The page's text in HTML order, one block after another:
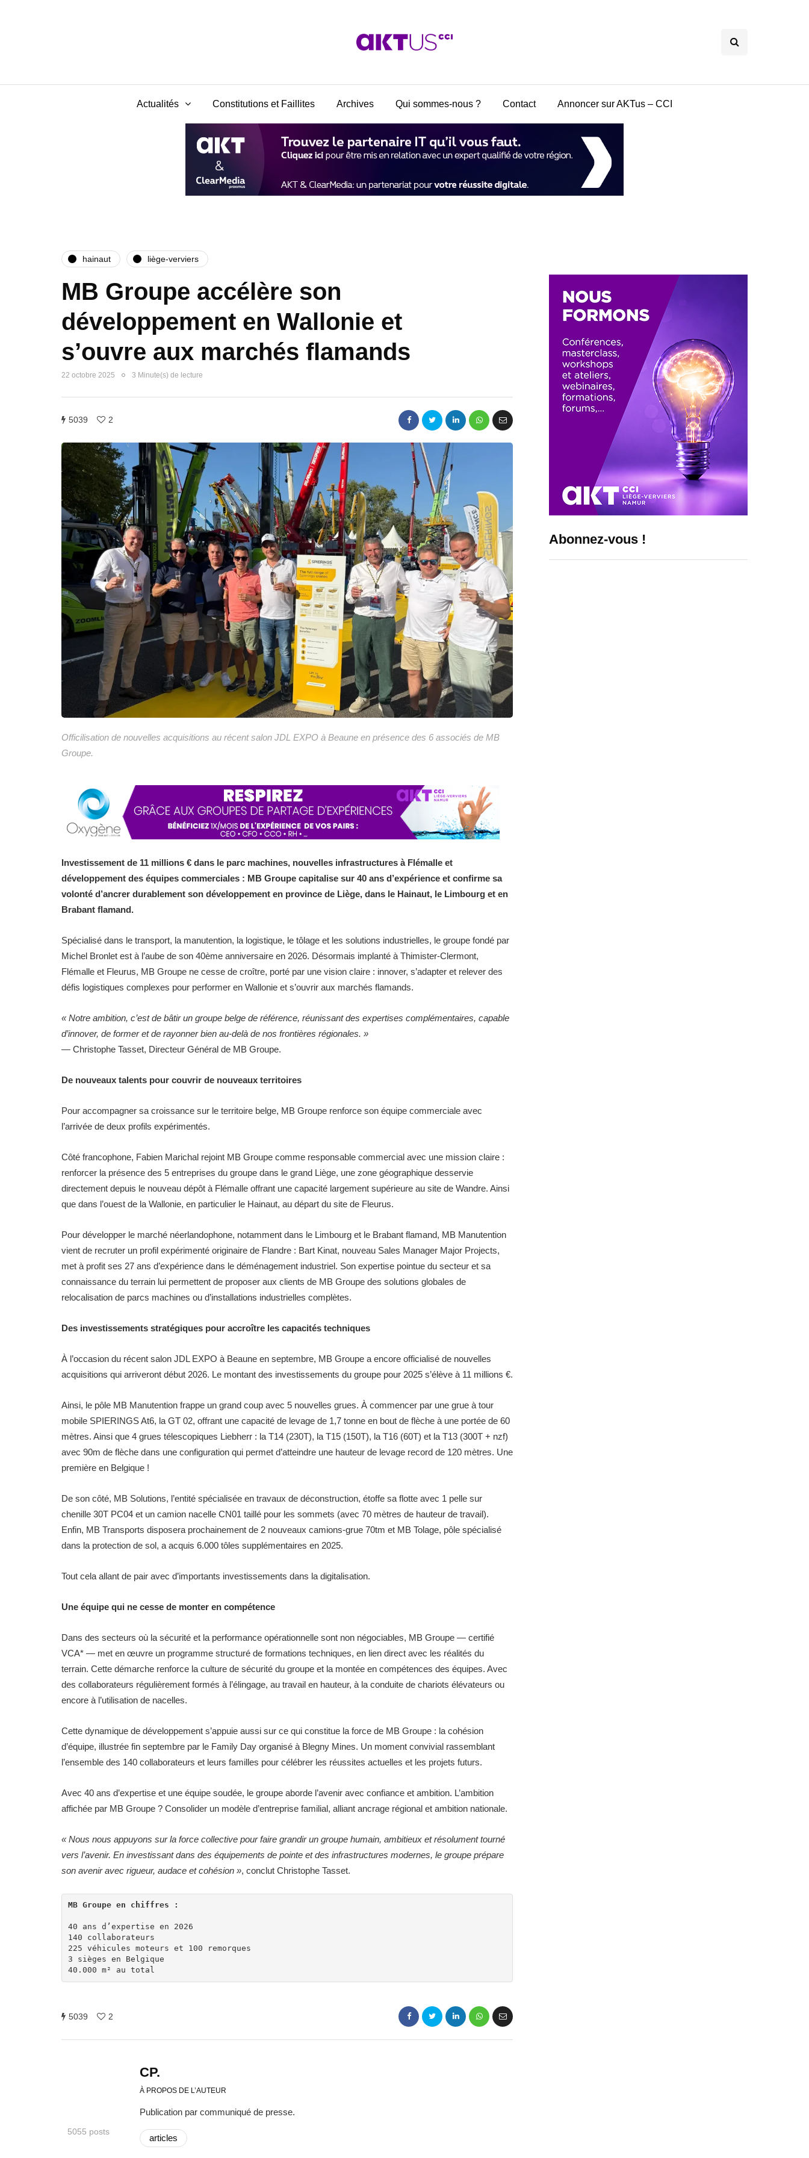
Actualités Constitutions et Faillites Archives Qui sommes-nous ? Contact Annoncer sur AKTus – CCI
hainaut liège-verviers
MB Groupe accélère son
développement en Wallonie et
s’ouvre aux marchés flamands
22 octobre 2025 3 Minute(s) de lecture
5039 2
Officilisation de nouvelles acquisitions au récent salon JDL EXPO à Beaune en présence des 6 associés de MB
Groupe.
Investissement de 11 millions € dans le parc machines, nouvelles infrastructures à Flémalle et
développement des équipes commerciales : MB Groupe capitalise sur 40 ans d’expérience et confirme sa
volonté d’ancrer durablement son développement en province de Liège, dans le Hainaut, le Limbourg et en
Brabant flamand.
Spécialisé dans le transport, la manutention, la logistique, le tôlage et les solutions industrielles, le groupe fondé par
Michel Bronlet est à l’aube de son 40ème anniversaire en 2026. Désormais implanté à Thimister-Clermont,
Flémalle et Fleurus, MB Groupe ne cesse de croître, porté par une vision claire : innover, s’adapter et relever des
défis logistiques complexes pour performer en Wallonie et s’ouvrir aux marchés flamands.
« Notre ambition, c’est de bâtir un groupe belge de référence, réunissant des expertises complémentaires, capable
d’innover, de former et de rayonner bien au-delà de nos frontières régionales. »
— Christophe Tasset, Directeur Général de MB Groupe.
De nouveaux talents pour couvrir de nouveaux territoires
Pour accompagner sa croissance sur le territoire belge, MB Groupe renforce son équipe commerciale avec
l’arrivée de deux profils expérimentés.
Côté francophone, Fabien Marichal rejoint MB Groupe comme responsable commercial avec une mission claire :
renforcer la présence des 5 entreprises du groupe dans le grand Liège, une zone géographique desservie
directement depuis le nouveau dépôt à Flémalle offrant une capacité largement supérieure au site de Wandre. Ainsi
que dans l’ouest de la Wallonie, en particulier le Hainaut, au départ du site de Fleurus.
Pour développer le marché néerlandophone, notamment dans le Limbourg et le Brabant flamand, MB Manutention
vient de recruter un profil expérimenté originaire de Flandre : Bart Kinat, nouveau Sales Manager Major Projects,
met à profit ses 27 ans d’expérience dans le déménagement industriel. Son expertise pointue du secteur et sa
connaissance du terrain lui permettent de proposer aux clients de MB Groupe des solutions globales de
relocalisation de parcs machines ou d’installations industrielles complètes.
Des investissements stratégiques pour accroître les capacités techniques
À l’occasion du récent salon JDL EXPO à Beaune en septembre, MB Groupe a encore officialisé de nouvelles
acquisitions qui arriveront début 2026. Le montant des investissements du groupe pour 2025 s’élève à 11 millions €.
Ainsi, le pôle MB Manutention frappe un grand coup avec 5 nouvelles grues. À commencer par une grue à tour
mobile SPIERINGS At6, la GT 02, offrant une capacité de levage de 1,7 tonne en bout de flèche à une portée de 60
mètres. Ainsi que 4 grues télescopiques Liebherr : la T14 (230T), la T15 (150T), la T16 (60T) et la T13 (300T + nzf)
avec 90m de flèche dans une configuration qui permet d’atteindre une hauteur de levage record de 120 mètres. Une
première en Belgique !
De son côté, MB Solutions, l’entité spécialisée en travaux de déconstruction, étoffe sa flotte avec 1 pelle sur
chenille 30T PC04 et un camion nacelle CN01 taillé pour les sommets (avec 70 mètres de hauteur de travail).
Enfin, MB Transports disposera prochainement de 2 nouveaux camions-grue 70tm et MB Tolage, pôle spécialisé
dans la protection de sol, a acquis 6.000 tôles supplémentaires en 2025.
Tout cela allant de pair avec d’importants investissements dans la digitalisation.
Une équipe qui ne cesse de monter en compétence
Dans des secteurs où la sécurité et la performance opérationnelle sont non négociables, MB Groupe — certifié
VCA* — met en œuvre un programme structuré de formations techniques, en lien direct avec les réalités du
terrain. Cette démarche renforce la culture de sécurité du groupe et la montée en compétences des équipes. Avec
des collaborateurs régulièrement formés à l’élingage, au travail en hauteur, à la conduite de chariots élévateurs ou
encore à l’utilisation de nacelles.
Cette dynamique de développement s’appuie aussi sur ce qui constitue la force de MB Groupe : la cohésion
d’équipe, illustrée fin septembre par le Family Day organisé à Blegny Mines. Un moment convivial rassemblant
l’ensemble des 140 collaborateurs et leurs familles pour célébrer les réussites actuelles et les projets futurs.
Avec 40 ans d’expertise et une équipe soudée, le groupe aborde l’avenir avec confiance et ambition. L’ambition
affichée par MB Groupe ? Consolider un modèle d’entreprise familial, alliant ancrage régional et ambition nationale.
« Nous nous appuyons sur la force collective pour faire grandir un groupe humain, ambitieux et résolument tourné
vers l’avenir. En investissant dans des équipements de pointe et des infrastructures modernes, le groupe prépare
son avenir avec rigueur, audace et cohésion », conclut Christophe Tasset.
40 ans d’expertise en 2026
140 collaborateurs
225 véhicules moteurs et 100 remorques
3 sièges en Belgique
40.000 m² au total
5039 2
Abonnez-vous !
5055 posts
CP.
À PROPOS DE L’AUTEUR
Publication par communiqué de presse.
articles